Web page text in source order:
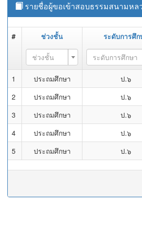
รายชื่อผู้ขอเข้าสอบธรรมสนามห
# ช่วงชั้น ระดับการศึก
ช่วงชั้น ระดับการศึกษา
1 ประถมศึกษา ป.๖
2
ประถมศึกษา ป.๖
3
ประถมศึกษา ป.๖
4
ประถมศึกษา ป.๖
5
ประถมศึกษา ป.๖